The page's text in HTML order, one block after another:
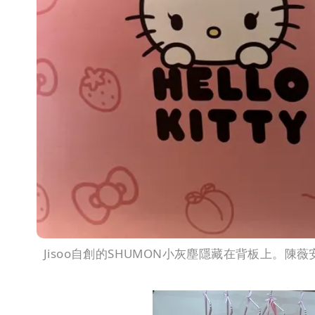
Jisoo自創的SHUMON小灰塵隱藏在背板上。陳薇